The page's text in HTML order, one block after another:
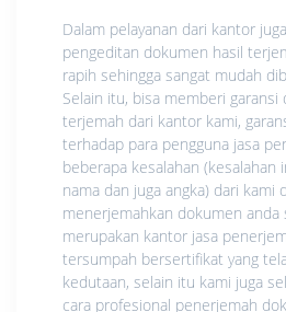
Dalam pelayanan dari kantor
pengeditan dokumen hasil
rapih sehingga sangat mudah
Selain itu, bisa memberi garansi
terjemah dari kantor kami,
terhadap para pengguna jasa
beberapa kesalahan
nama dan juga angka) dari kami
menerjemahkan dokumen anda
merupakan kantor jasa
tersumpah bersertifikat yang
kedutaan, selain itu kami juga
cara profesional penerjemah